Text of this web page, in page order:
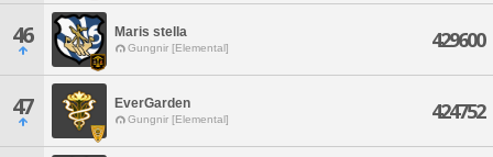
46 Maris stella
Gungnir [Elemental] 429600
47 EverGarden
Gungnir [Elemental] 424752